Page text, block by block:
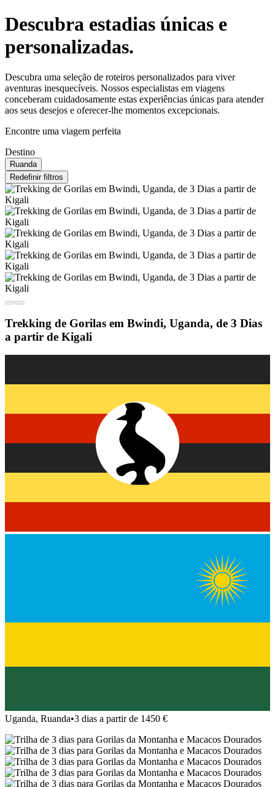
Descubra estadias únicas e
personalizadas.
Descubra uma seleção de roteiros personalizados para viver
aventuras inesquecíveis. Nossos especialistas em viagens
conceberam cuidadosamente estas experiências únicas para atender
aos seus desejos e oferecer-lhe momentos excepcionais.
Encontre uma viagem perfeita
Destino
Ruanda
Redefinir filtros
Trekking de Gorilas em Bwindi, Uganda, de 3 Dias
a partir de Kigali
Uganda, Ruanda•3 dias a partir de 1450 €